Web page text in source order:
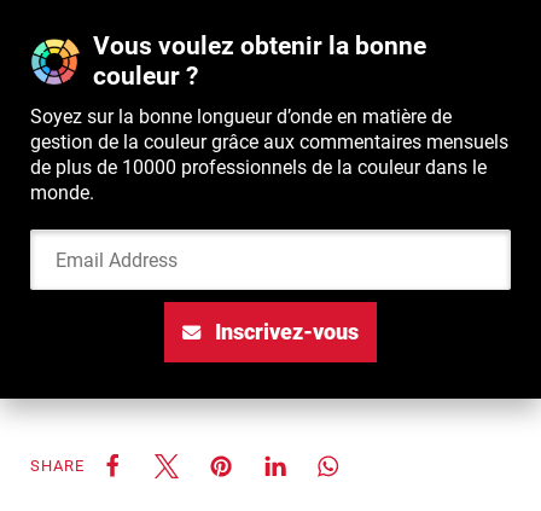
SHARE
Vous voulez obtenir la bonne
couleur ?
Soyez sur la bonne longueur d’onde en matière de
gestion de la couleur grâce aux commentaires mensuels
de plus de 10000 professionnels de la couleur dans le
monde.
Email Address
Inscrivez-vous